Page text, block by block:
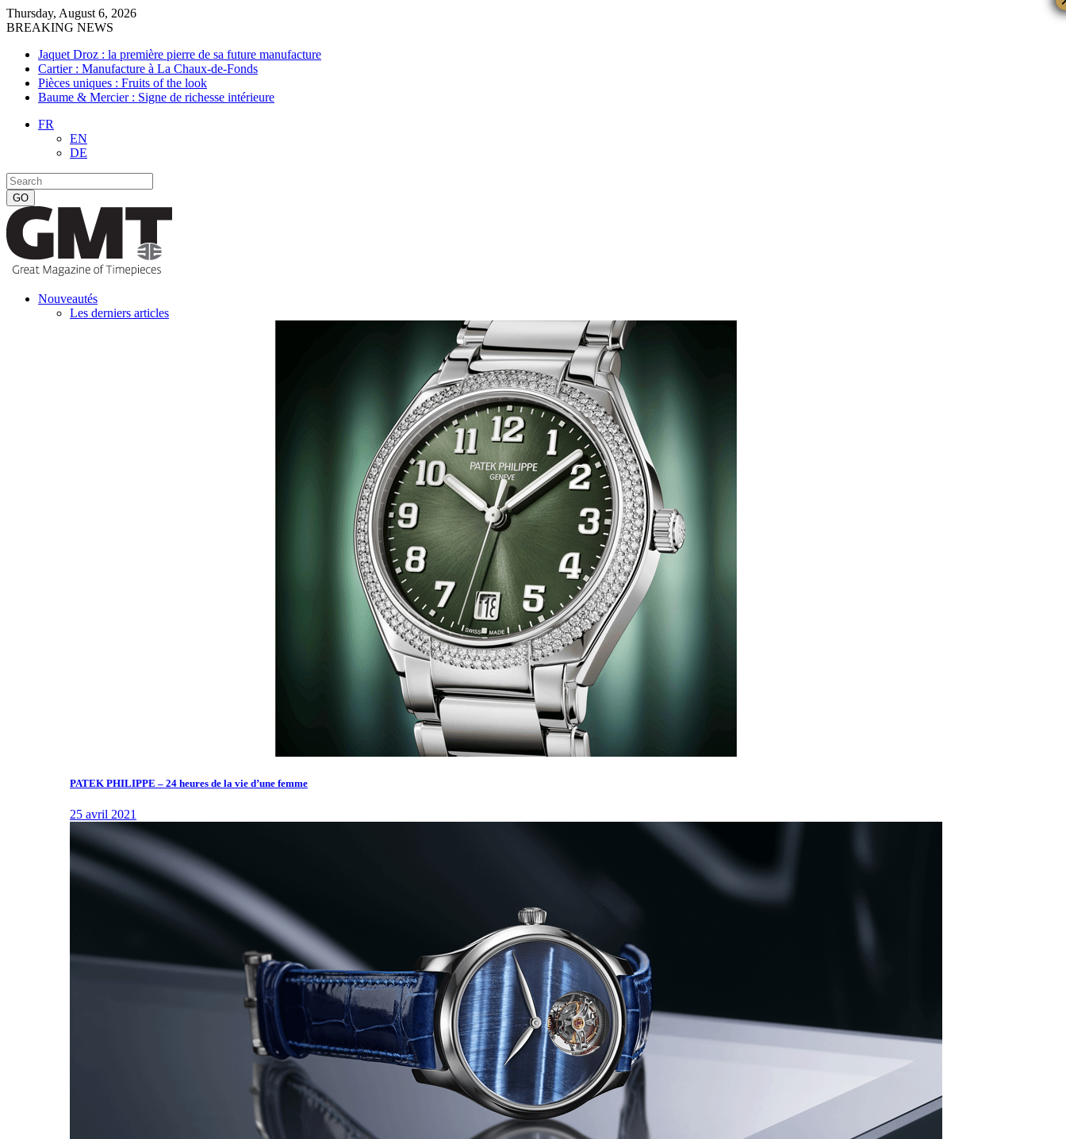
Thursday, August 6, 2026
BREAKING NEWS
Jaquet Droz : la première pierre de sa future manufacture
Cartier : Manufacture à La Chaux-de-Fonds
Pièces uniques : Fruits of the look
Baume & Mercier : Signe de richesse intérieure
FR
EN
DE
Nouveautés
Les derniers articles
PATEK PHILIPPE – 24 heures de la vie d’une femme
25 avril 2021